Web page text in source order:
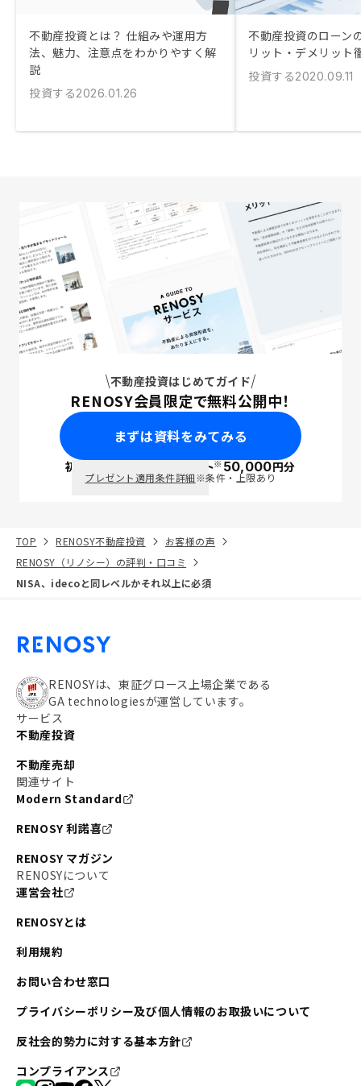
不動産投資とは？ 仕組みや運用方
法、魅力、注意点をわかりやすく解
説
投資する2026.01.26
不動産投資のローン
リット・デメリット
投資する2020.09.11
不動産投資はじめてガイド
RENOSY会員限定で無料公開中！
まずは資料をみてみる
初回面談で ポイント※50,000円分
プレゼント適用条件詳細※条件・上限あり
TOP RENOSY不動産投資
お客様の声
RENOSY（リノシー）の評判・口コミ
NISA、idecoと同レベルかそれ以上に必須
RENOSYは、東証グロース上場企業である
GA technologiesが運営しています。
サービス
不動産投資
不動産売却
関連サイト
Modern Standard
RENOSY 利諾喜
RENOSY マガジン
RENOSYについて
運営会社
RENOSYとは
利用規約
お問い合わせ窓口
プライバシーポリシー及び個人情報のお取扱いについて
反社会的勢力に対する基本方針
コンプライアンス